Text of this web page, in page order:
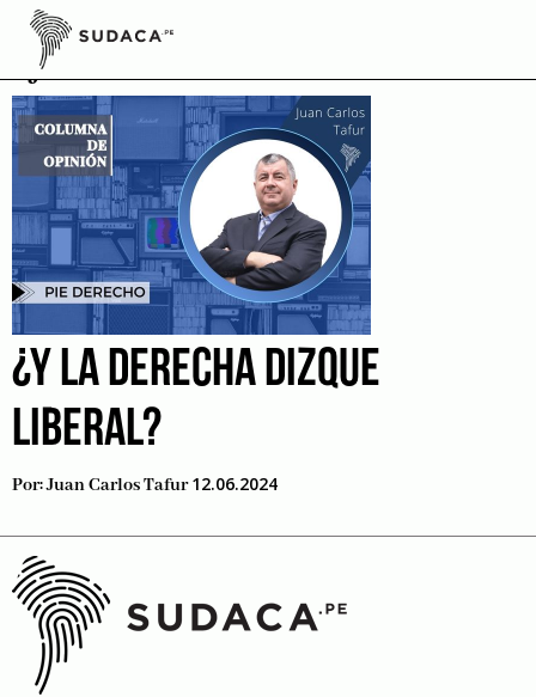
Skip
content
jct
¿Y LA DERECHA DIZQUE
LIBERAL?
Por:Juan Carlos Tafur 12.06.2024